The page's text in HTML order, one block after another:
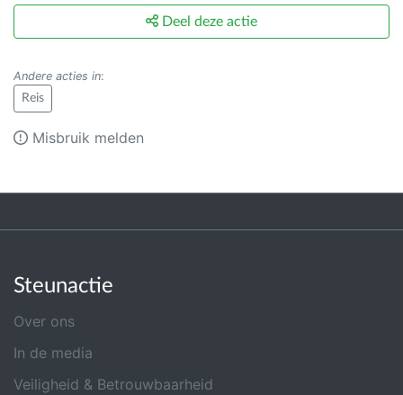
Deel deze actie
Andere acties in:
Reis
Misbruik melden
Steunactie
Over ons
In de media
Veiligheid & Betrouwbaarheid